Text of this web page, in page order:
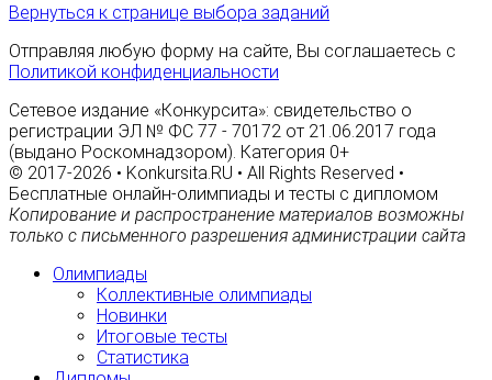
Вернуться к странице выбора заданий
Отправляя любую форму на сайте, Вы соглашаетесь с
Политикой конфиденциальности
Сетевое издание «Конкурсита»: свидетельство о
регистрации ЭЛ № ФС 77 - 70172 от 21.06.2017 года
(выдано Роскомнадзором). Категория 0+
© 2017-2026 • Konkursita.RU • All Rights Reserved •
Бесплатные онлайн-олимпиады и тесты с дипломом
Копирование и распространение материалов возможны
только с письменного разрешения администрации сайта
Олимпиады
Коллективные олимпиады
Новинки
Итоговые тесты
Статистика